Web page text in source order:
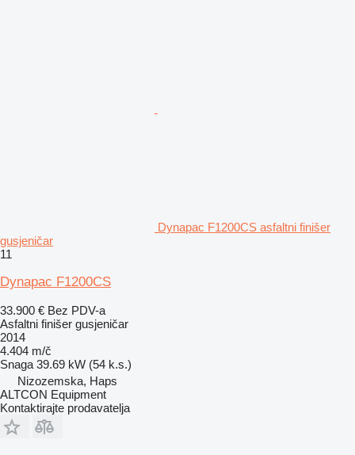
Dynapac F1200CS asfaltni finišer
gusjeničar
11
Dynapac F1200CS
33.900 € Bez PDV-a
Asfaltni finišer gusjeničar
2014
4.404 m/č
Snaga 39.69 kW (54 k.s.)
Nizozemska, Haps
ALTCON Equipment
Kontaktirajte prodavatelja